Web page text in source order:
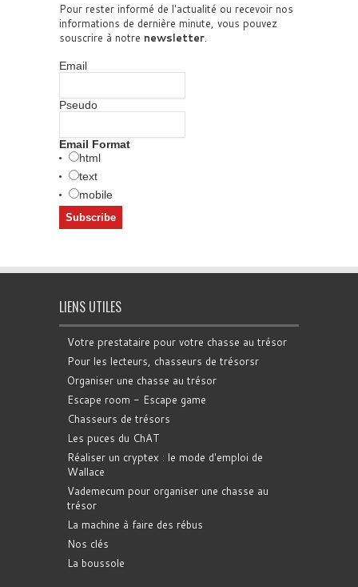
Pour rester informé de l'actualité ou recevoir nos
informations de dernière minute, vous pouvez
souscrire à notre newsletter
Email
Pseudo
Email Format
html
text
mobile
LIENS UTILES
Votre prestataire pour votre chasse au trésor
Pour les lecteurs, chasseurs de trésorsr
Organiser une chasse au trésor
Escape room - Escape game
Chasseurs de trésors
Les puces du ChAT
Réaliser un cryptex : le mode d'emploi de
Wallace
Vademecum pour organiser une chasse au
trésor
La machine à faire des rébus
Nos clés
La boussole